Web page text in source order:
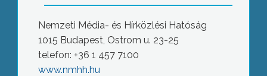
Nemzeti Média- és Hírközlési Hatóság
1015 Budapest, Ostrom u. 23-25
telefon: +36 1 457 7100
www.nmhh.hu